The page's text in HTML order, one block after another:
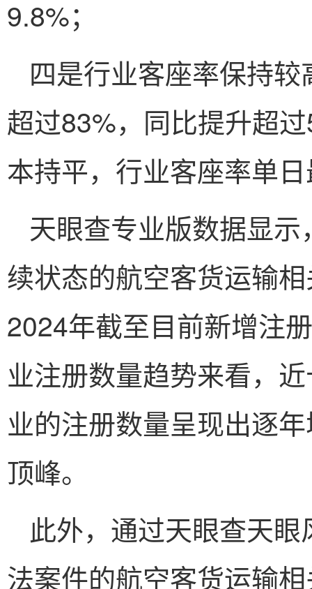
9.8%；
四是行业客座率保持
超过83%，同比提升超
本持平，行业客座率单
天眼查专业版数据显
续状态的航空客货运输
2024年截至目前新增注
业注册数量趋势来看，
业的注册数量呈现出逐
顶峰。
此外，通过天眼查天
法案件的航空客货运输